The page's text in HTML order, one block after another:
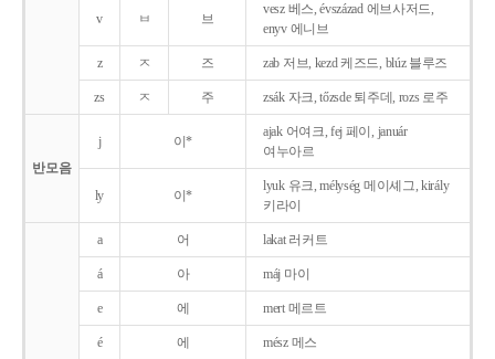
v ㅂ 브
vesz 베스, évszázad 에브사저드,
enyv 에니브
z ㅈ 즈 zab 저브, kezd 케즈드, blúz 블루즈
zs ㅈ 주 zsák 자크, tőzsde 퇴주데, rozs 로주
반모음
j 이*
ajak 어여크, fej 페이, január
여누아르
ly 이*
lyuk 유크, mélység 메이셰그, király
키라이
a 어 lakat 러커트
á 아 máj 마이
e 에 mert 메르트
é 에 mész 메스